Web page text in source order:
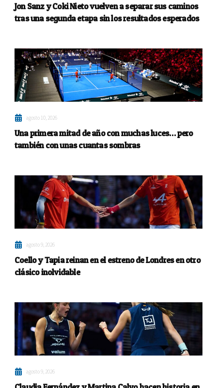
Jon Sanz y Coki Nieto vuelven a separar sus caminos
tras una segunda etapa sin los resultados esperados
agosto 10, 2026
Una primera mitad de año con muchas luces… pero
también con unas cuantas sombras
agosto 9, 2026
Coello y Tapia reinan en el estreno de Londres en otro
clásico inolvidable
agosto 9, 2026